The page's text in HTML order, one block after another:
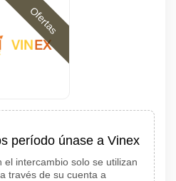
Ofertas
período únase a Vinex
el intercambio solo se utilizan
través de su cuenta a